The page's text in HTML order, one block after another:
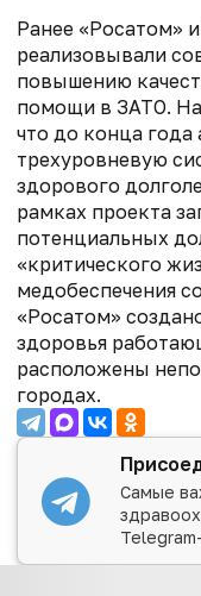
Ранее «Росатом»
реализовывали
повышению
помощи в ЗАТО.
что до конца года
трехуровневую
здорового
рамках проекта
потенциальных
«критического
медобеспечения
«Росатом»
здоровья
расположены
городах.
Самые